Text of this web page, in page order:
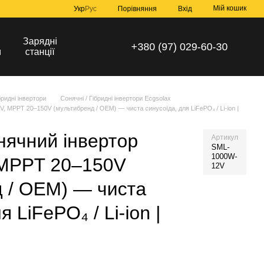
УкрРус Порівняння Вхід Мій кошик
Зарядні
станції
+380 (97) 029-60-30
інвертори
Сонячні / Гібридні інвертори Ecgsolax
MPPT 20–150V (мультибренд / OEM) — чиста синусоїда, для LiFePO₄ / Li-ion |
інвертор
20–150V
/ OEM) — чиста
LiFePO₄ / Li-ion |
Артикул
SML-
1000W-
12V